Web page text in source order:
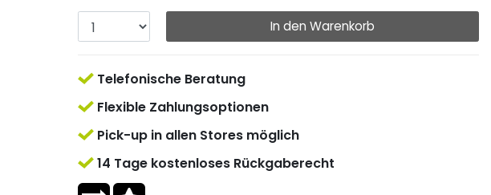
In den Warenkorb
Telefonische Beratung
Flexible Zahlungsoptionen
Pick-up in allen Stores möglich
14 Tage kostenloses Rückgaberecht